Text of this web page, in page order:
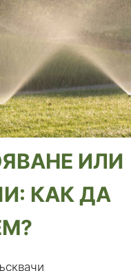
ИЛИ
КАК ДА